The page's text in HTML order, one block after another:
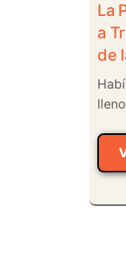
La
a
de